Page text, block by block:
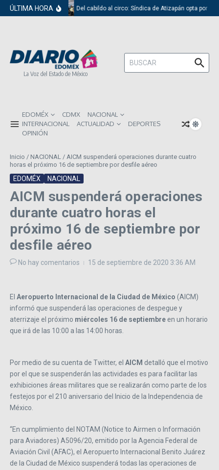
Saltar al contenido
ÚLTIMA HORA Del cabildo al circo: Síndica de Atizapán opta por el
La Voz del Estado de México
Buscar:
EDOMÉX CDMX
NACIONAL
INTERNACIONAL
ACTUALIDAD
DEPORTES
OPINIÓN
Inicio / NACIONAL / AICM suspenderá operaciones durante cuatro
horas el próximo 16 de septiembre por desfile aéreo
EDOMÉX NACIONAL
AICM suspenderá operaciones
durante cuatro horas el
próximo 16 de septiembre por
desfile aéreo
No hay comentarios 15 de septiembre de 2020 3:36 AM
El Aeropuerto Internacional de la Ciudad de México (AICM)
informó que suspenderá las operaciones de despegue y
aterrizaje el próximo miércoles 16 de septiembreen un horario
que irá de las 10:00 a las 14:00 horas.
Por medio de su cuenta de Twitter, el AICM detalló que el motivo
por el que se suspenderán las actividades es para facilitar las
exhibiciones áreas militares que se realizarán como parte de los
festejos por el 210 aniversario del Inicio de la Independencia de
México.
“En cumplimiento del NOTAM (Notice to Airmen o Información
para Aviadores) A5096/20, emitido por la Agencia Federal de
Aviación Civil (AFAC), el Aeropuerto Internacional Benito Juárez
de la Ciudad de México suspenderá todas las operaciones de